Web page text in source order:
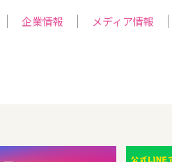
企業情報 メディア情報